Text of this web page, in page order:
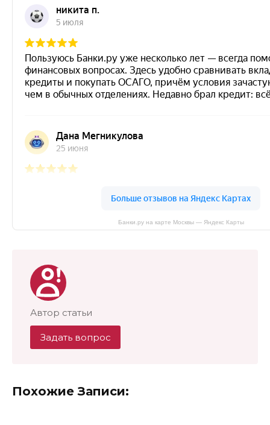
Банки.ру на карте Москвы — Яндекс Карты
Автор статьи
Задать вопрос
Похожие Записи: